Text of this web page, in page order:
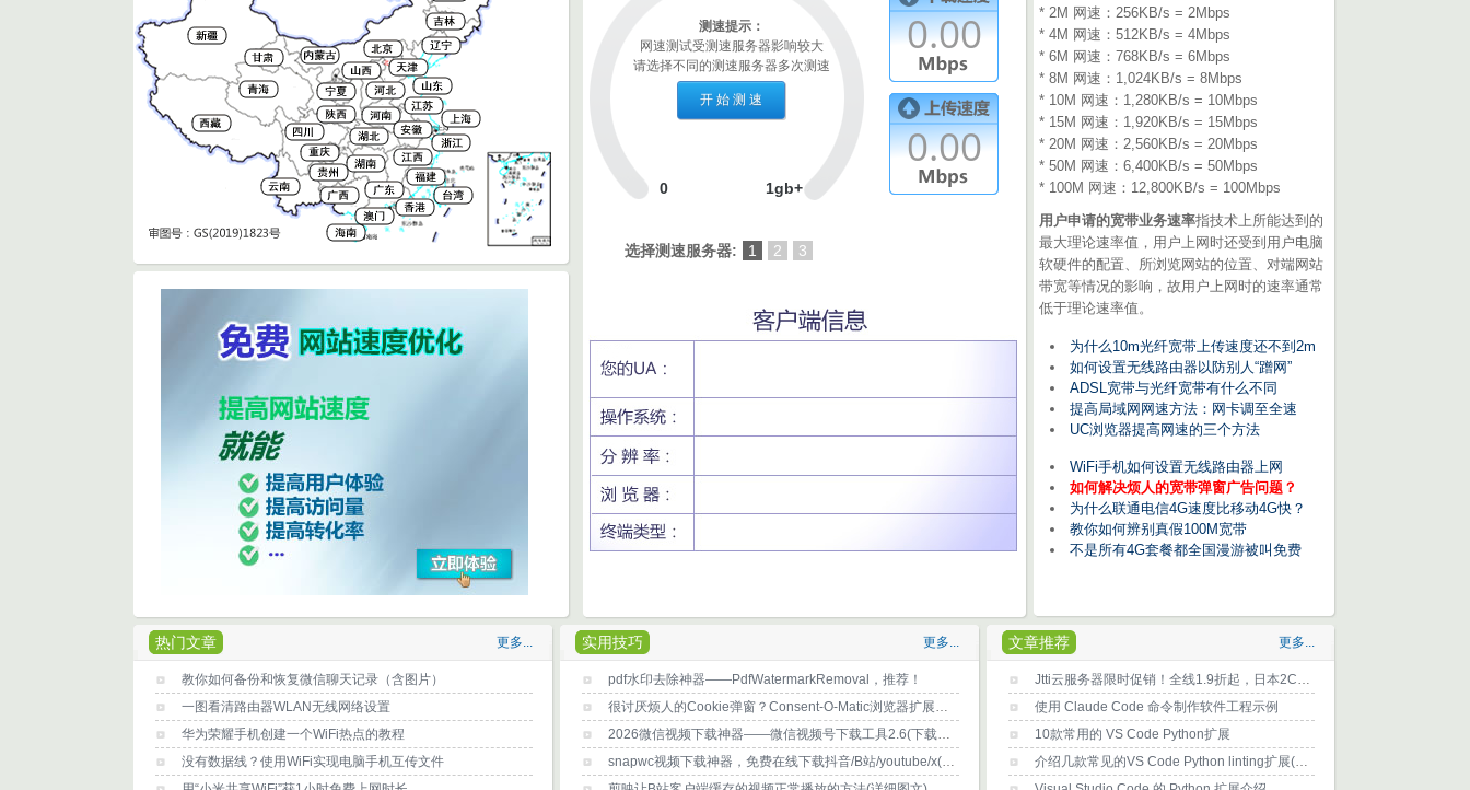
测速提示：
网速测试受测速服务器影响较大
请选择不同的测速服务器多次测速
0 1gb+
选择测速服务器: 1 2 3
0.00
0.00
* 2M 网速：256KB/s = 2Mbps
* 4M 网速：512KB/s = 4Mbps
* 6M 网速：768KB/s = 6Mbps
* 8M 网速：1,024KB/s = 8Mbps
* 10M 网速：1,280KB/s = 10Mbps
* 15M 网速：1,920KB/s = 15Mbps
* 20M 网速：2,560KB/s = 20Mbps
* 50M 网速：6,400KB/s = 50Mbps
* 100M 网速：12,800KB/s = 100Mbps
用户申请的宽带业务速率指技术上所能达到的
最大理论速率值，用户上网时还受到用户电脑
软硬件的配置、所浏览网站的位置、对端网站
带宽等情况的影响，故用户上网时的速率通常
低于理论速率值。
为什么10m光纤宽带上传速度还不到2m
如何设置无线路由器以防别人“蹭网”
ADSL宽带与光纤宽带有什么不同
提高局域网网速方法：网卡调至全速
UC浏览器提高网速的三个方法
WiFi手机如何设置无线路由器上网
如何解决烦人的宽带弹窗广告问题？
为什么联通电信4G速度比移动4G快？
教你如何辨别真假100M宽带
不是所有4G套餐都全国漫游被叫免费
热门文章 更多...
教你如何备份和恢复微信聊天记录（含图片）
一图看清路由器WLAN无线网络设置
华为荣耀手机创建一个WiFi热点的教程
没有数据线？使用WiFi实现电脑手机互传文件
实用技巧 更多...
pdf水印去除神器——PdfWatermarkRemoval，推荐！
很讨厌烦人的Cookie弹窗？Consent-O-Matic浏览器扩展帮你消除烦恼
2026微信视频下载神器——微信视频号下载工具2.6(下载及使用方法)
snapwc视频下载神器，免费在线下载抖音/B站/youtube/x(推特)等任何网站视频？
文章推荐 更多...
Jtti云服务器限时促销！全线1.9折起，日本2C2G5M低至$28/6个月，终身循环优惠
使用 Claude Code 命令制作软件工程示例
10款常用的 VS Code Python扩展
介绍几款常见的VS Code Python linting扩展(代码分析工具)